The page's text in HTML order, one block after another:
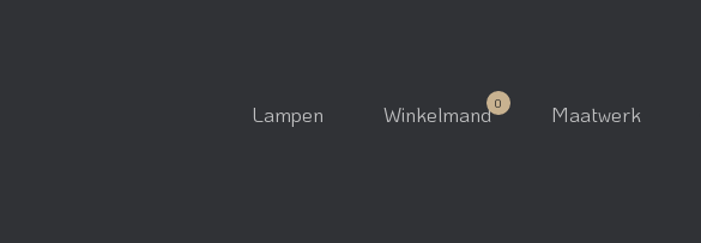
Lampen Winkelmand Maatwerk